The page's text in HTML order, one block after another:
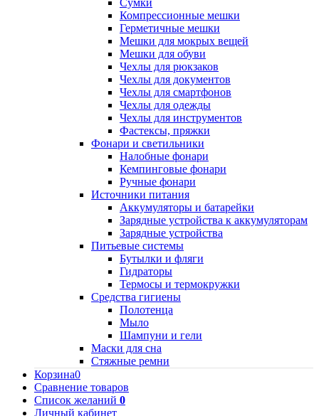
Сумки
Компрессионные мешки
Герметичные мешки
Мешки для мокрых вещей
Мешки для обуви
Чехлы для рюкзаков
Чехлы для документов
Чехлы для смартфонов
Чехлы для одежды
Чехлы для инструментов
Фастексы, пряжки
Фонари и светильники
Налобные фонари
Кемпинговые фонари
Ручные фонари
Источники питания
Аккумуляторы и батарейки
Зарядные устройства к аккумуляторам
Зарядные устройства
Питьевые системы
Бутылки и фляги
Гидраторы
Термосы и термокружки
Средства гигиены
Полотенца
Мыло
Шампуни и гели
Маски для сна
Стяжные ремни
Корзина0
Сравнение товаров
Список желаний 0
Личный кабинет